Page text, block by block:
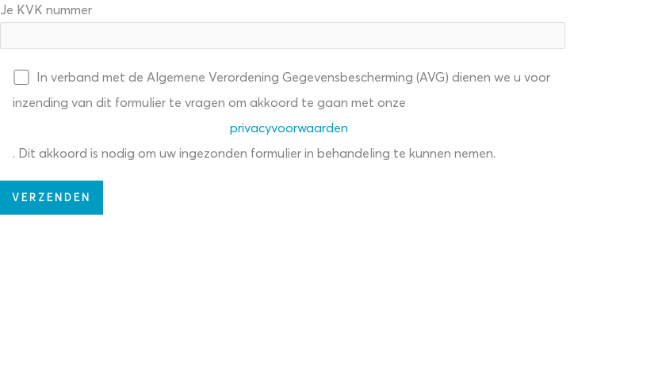
cityhotel
Middelburg!
Aangepaste
openingstijden
Je KVK nummer
In verband met de Algemene Verordening Gegevensbescherming (AVG) dienen we u voor
inzending van dit formulier te vragen om akkoord te gaan met onze
privacyvoorwaarden
. Dit akkoord is nodig om uw ingezonden formulier in behandeling te kunnen nemen.